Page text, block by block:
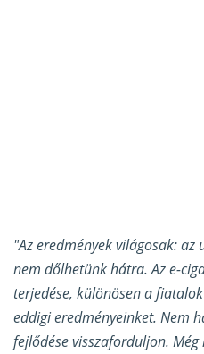
"Az eredmények világosak:
nem dőlhetünk hátra. Az e-
terjedése, különösen a
eddigi eredményeinket. Nem
fejlődése visszaforduljon.